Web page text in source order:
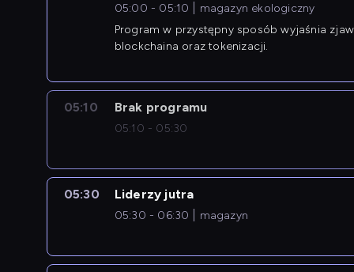
05:00 - 05:10
magazyn ekologiczny
Program w przystępny sposób wyjaśnia
blockchaina oraz tokenizacji.
05:10 Brak programu
05:10 - 05:30
05:30 Liderzy jutra
05:30 - 06:30 magazyn